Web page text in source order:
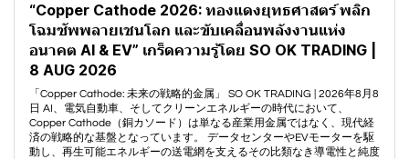
“Copper Cathode 2026: ทองแดงยุทธศาสตร์ พลิก
โฉมซัพพลายเชนโลก และขับเคลื่อนพลังงานแห่ง
อนาคต AI & EV” เกร็ดความรู้โดย SO OK TRADING |
8 AUG 2026
「Copper Cathode: 未来の戦略的金属」 SO OK TRADING | 2026年8月8
日 AI、電気自動車、そしてクリーンエネルギーの時代において、
Copper Cathode（銅カソード）は単なる産業用金属ではなく、現代経
済の戦略的な基盤となっています。 データセンターやEVモーターを駆
動し、再生可能エネルギーの送電網を支えるその比類なき導電性と純度